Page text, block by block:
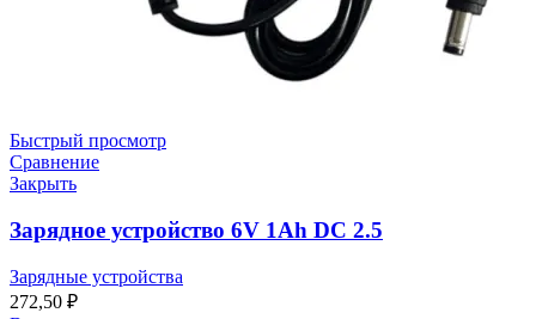
Быстрый просмотр
Сравнение
Закрыть
Зарядное устройство 6V 1Ah DC 2.5
Зарядные устройства
272,50 ₽